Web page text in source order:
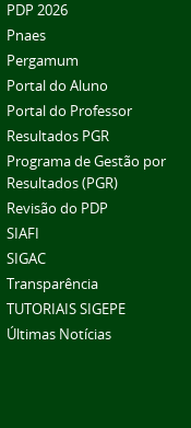
PDP 2026
Pnaes
Pergamum
Portal do Aluno
Portal do Professor
Resultados PGR
Programa de Gestão por
Resultados (PGR)
Revisão do PDP
SIAFI
SIGAC
Transparência
TUTORIAIS SIGEPE
Últimas Notícias